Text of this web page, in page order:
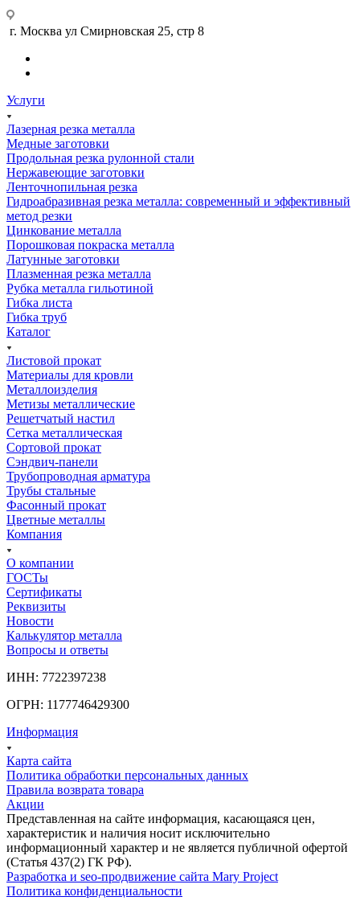
г. Москва ул Смирновская 25, стр 8
Услуги
Лазерная резка металла
Медные заготовки
Продольная резка рулонной стали
Нержавеющие заготовки
Ленточнопильная резка
Гидроабразивная резка металла: современный и эффективный
метод резки
Цинкование металла
Порошковая покраска металла
Латунные заготовки
Плазменная резка металла
Рубка металла гильотиной
Гибка листа
Гибка труб
Каталог
Листовой прокат
Материалы для кровли
Металлоизделия
Метизы металлические
Решетчатый настил
Сетка металлическая
Сортовой прокат
Сэндвич-панели
Трубопроводная арматура
Трубы стальные
Фасонный прокат
Цветные металлы
Компания
О компании
ГОСТы
Сертификаты
Реквизиты
Новости
Калькулятор металла
Вопросы и ответы
ИНН: 7722397238
ОГРН: 1177746429300
Информация
Карта сайта
Политика обработки персональных данных
Правила возврата товара
Акции
Представленная на сайте информация, касающаяся цен,
характеристик и наличия носит исключительно
информационный характер и не является публичной офертой
(Статья 437(2) ГК РФ).
Разработка и seo-продвижение сайта Mary Project
Политика конфиденциальности